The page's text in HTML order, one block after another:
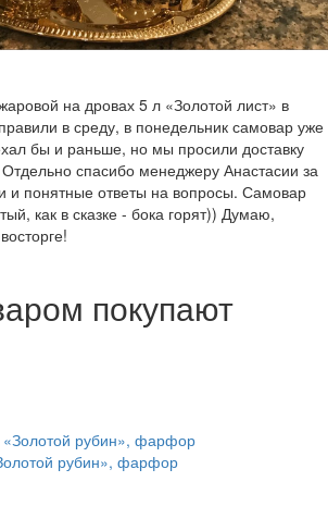
на дровах 5 л «Золотой лист» в
в среду, в понедельник самовар уже
бы и раньше, но мы просили доставку
спасибо менеджеру Анастасии за
и понятные ответы на вопросы. Самовар
как в сказке - бока горят)) Думаю,
покупают
рубин», фарфор